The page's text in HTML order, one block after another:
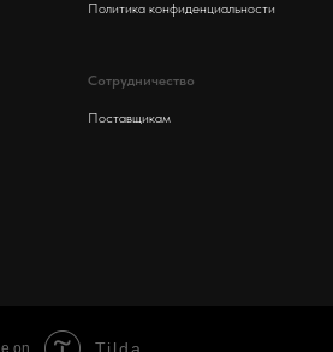
Политика конфиденциальности
Сотрудничество
Поставщикам